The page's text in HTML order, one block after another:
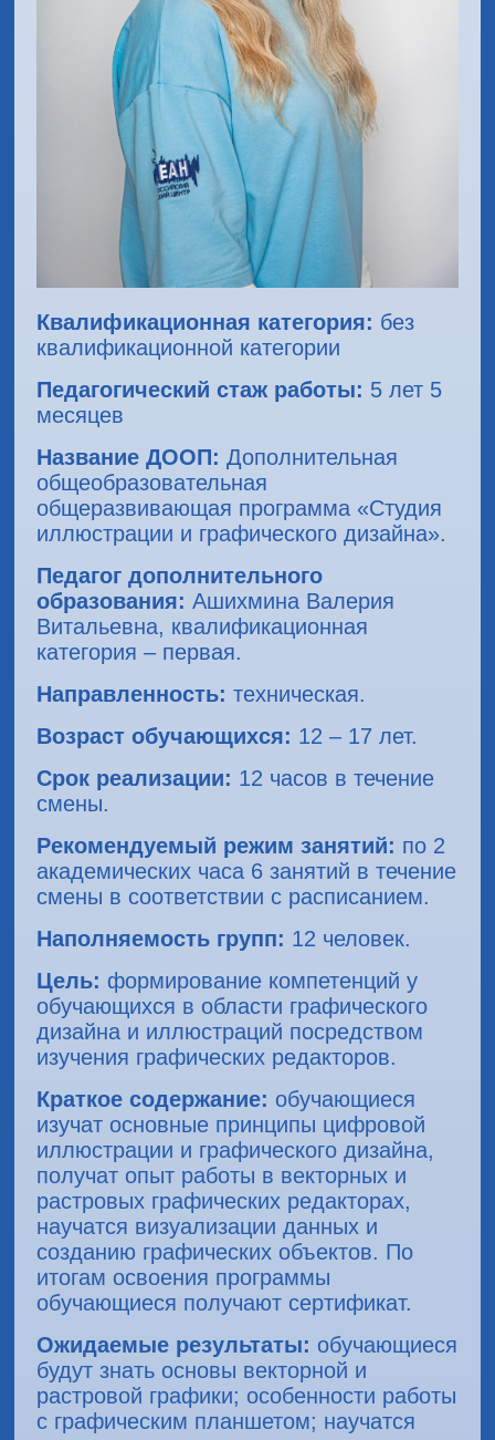
Квалификационная категория: без
квалификационной категории
Педагогический стаж работы: 5 лет 5
месяцев
Название ДООП: Дополнительная
общеобразовательная
общеразвивающая программа «Студия
иллюстрации и графического дизайна».
Педагог дополнительного
образования: Ашихмина Валерия
Витальевна, квалификационная
категория – первая.
Направленность: техническая.
Возраст обучающихся: 12 – 17 лет.
Срок реализации: 12 часов в течение
смены.
Рекомендуемый режим занятий: по 2
академических часа 6 занятий в течение
смены в соответствии с расписанием.
Наполняемость групп: 12 человек.
Цель: формирование компетенций у
обучающихся в области графического
дизайна и иллюстраций посредством
изучения графических редакторов.
Краткое содержание: обучающиеся
изучат основные принципы цифровой
иллюстрации и графического дизайна,
получат опыт работы в векторных и
растровых графических редакторах,
научатся визуализации данных и
созданию графических объектов. По
итогам освоения программы
обучающиеся получают сертификат.
Ожидаемые результаты: обучающиеся
будут знать основы векторной и
растровой графики; особенности работы
с графическим планшетом; научатся